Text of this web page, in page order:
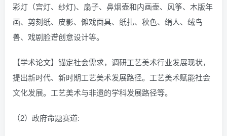
彩灯（宫灯、纱灯)、扇子、鼻烟壶和内画壶、风筝、木版年
画、剪刻纸、皮影、傩戏面具、纸扎、秋色、绢人、绒鸟
兽、戏剧脸谱创意设计等。
【学术论文】锚定社会需求，调研工艺美术行业发展现状，
提出新时代、新时期工艺美术发展路径。工艺美术赋能社会
文化发展。工艺美术与非遗的学科发展路径等。
（2）政府命题赛道: